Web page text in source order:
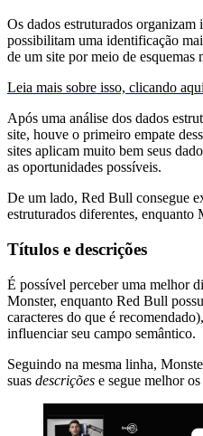
Os dados estruturados organizam
possibilitam uma identificação
de um site por meio de esquemas
Leia mais sobre isso, clicando
Após uma análise dos dados
site, houve o primeiro empate
sites aplicam muito bem seus
as oportunidades possíveis.
De um lado, Red Bull consegue
estruturados diferentes, enquanto
Títulos e descrições
É possível perceber uma melhor
Monster, enquanto Red Bull
caracteres do que é
influenciar seu campo semântico.
Seguindo na mesma linha,
suas descrições e segue melhor